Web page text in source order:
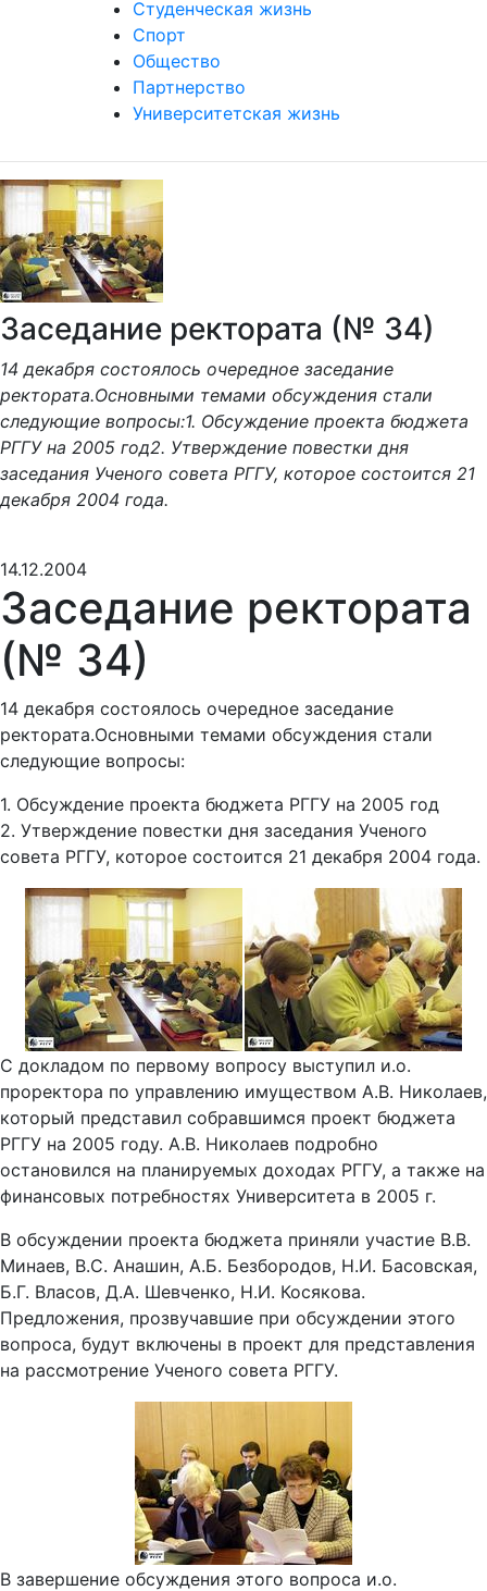
Студенческая жизнь
Спорт
Общество
Партнерство
Университетская жизнь
Заседание ректората (№ 34)
14 декабря состоялось очередное заседание
ректората.Основными темами обсуждения стали
следующие вопросы:1. Обсуждение проекта бюджета
РГГУ на 2005 год2. Утверждение повестки дня
заседания Ученого совета РГГУ, которое состоится 21
декабря 2004 года.
14.12.2004
Заседание ректората
(№ 34)
14 декабря состоялось очередное заседание
ректората.Основными темами обсуждения стали
следующие вопросы:
1. Обсуждение проекта бюджета РГГУ на 2005 год
2. Утверждение повестки дня заседания Ученого
совета РГГУ, которое состоится 21 декабря 2004 года.
С докладом по первому вопросу выступил и.о.
проректора по управлению имуществом А.В. Николаев,
который представил собравшимся проект бюджета
РГГУ на 2005 году. А.В. Николаев подробно
остановился на планируемых доходах РГГУ, а также на
финансовых потребностях Университета в 2005 г.
В обсуждении проекта бюджета приняли участие В.В.
Минаев, В.С. Анашин, А.Б. Безбородов, Н.И. Басовская,
Б.Г. Власов, Д.А. Шевченко, Н.И. Косякова.
Предложения, прозвучавшие при обсуждении этого
вопроса, будут включены в проект для представления
на рассмотрение Ученого совета РГГУ.
В завершение обсуждения этого вопроса и.о.